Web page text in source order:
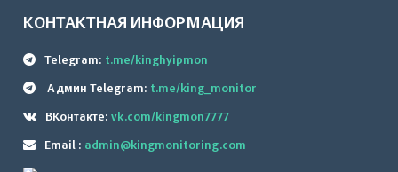
КОНТАКТНАЯ ИНФОРМАЦИЯ
Telegram: t.me/kinghyipmon
Админ Telegram: t.me/king_monitor
ВКонтакте:vk.com/kingmon7777
Email : admin@kingmonitoring.com